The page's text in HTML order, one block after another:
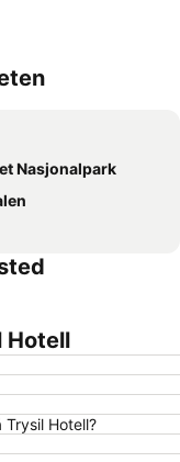
Nasjonalpark
Hotell
Hotell?